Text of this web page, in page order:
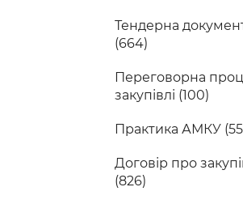
Тендерна
(664)
Переговорна
закупівлі (100)
Практика АМКУ
Договір про
(826)